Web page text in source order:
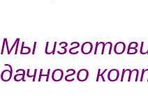
Мы
дачного